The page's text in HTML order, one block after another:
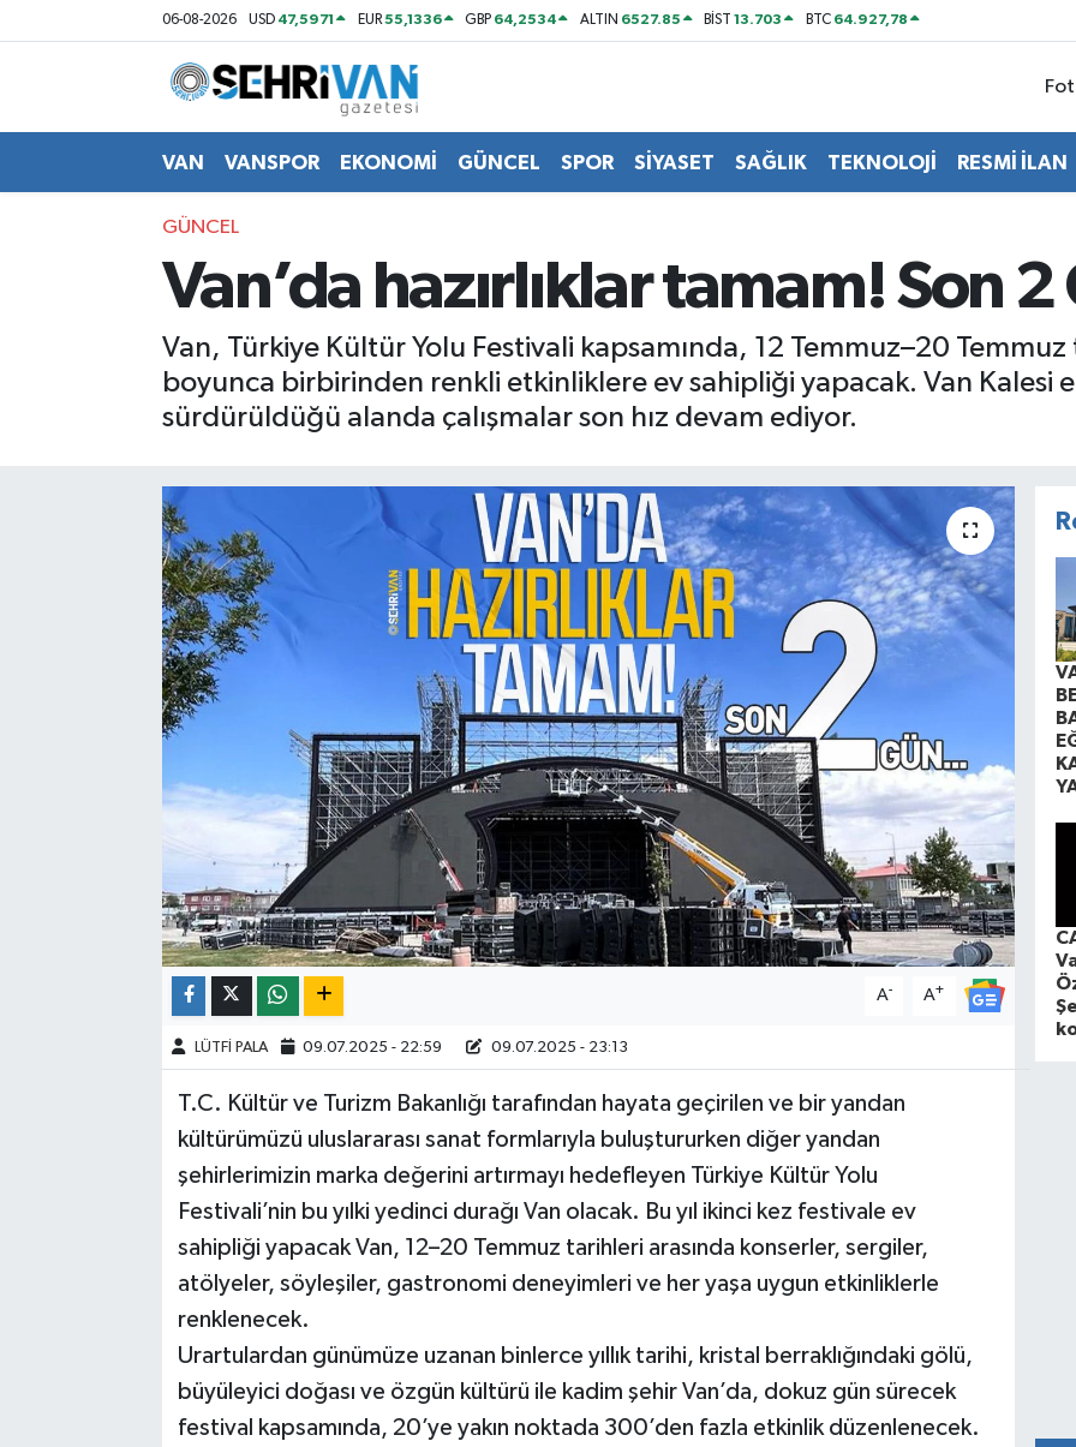
06-08-2026 USD 47,5971 EUR55,1336 GBP 64,2534 ALTIN 6527.85 BİST13.703 BTC 64.927,78
VAN VANSPOR EKONOMİ GÜNCEL SPOR SİYASET SAĞLIK TEKNOLOJİ RESMİ İLAN
GÜNCEL
Van’da hazırlıklar tamam! Son
Van, Türkiye Kültür Yolu Festivali kapsamında, 12 Temmuz–20
boyunca birbirinden renkli etkinliklere ev sahipliği yapacak. Van Kalesi
sürdürüldüğü alanda çalışmalar son hız devam ediyor.
A- A+
LÜTFİ PALA 09.07.2025 - 22:59 09.07.2025 - 23:13
T.C. Kültür ve Turizm Bakanlığı tarafından hayata geçirilen ve bir yandan
kültürümüzü uluslararası sanat formlarıyla buluştururken diğer yandan
şehirlerimizin marka değerini artırmayı hedefleyen Türkiye Kültür Yolu
Festivali’nin bu yılki yedinci durağı Van olacak. Bu yıl ikinci kez festivale ev
sahipliği yapacak Van, 12–20 Temmuz tarihleri arasında konserler, sergiler,
atölyeler, söyleşiler, gastronomi deneyimleri ve her yaşa uygun etkinliklerle
renklenecek.
Urartulardan günümüze uzanan binlerce yıllık tarihi, kristal berraklığındaki gölü,
büyüleyici doğası ve özgün kültürü ile kadim şehir Van’da, dokuz gün sürecek
festival kapsamında, 20’ye yakın noktada 300’den fazla etkinlik düzenlenecek.
Van Nöbetçi Eczaneler
Van Hava Durumu
VAN Namaz Vakitleri
Van Trafik Yoğunluk Haritası
Süper Lig Puan Durumu ve Fikstür
Tüm Manşetler
Haber Arşivi